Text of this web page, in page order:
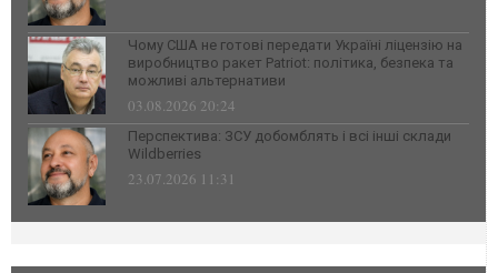
Чому США не готові передати Україні ліцензію на
виробництво ракет Patriot: політика, безпека та
можливі альтернативи
03.08.2026 20:24
Перспектива: ЗСУ добомблять і всі інші склади
Wildberries
23.07.2026 11:31